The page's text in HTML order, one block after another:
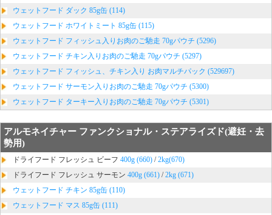
ウェットフード ダック 85g缶 (114)
ウェットフード ホワイトミート 85g缶 (115)
ウェットフード フィッシュ入りお肉のご馳走 70gパウチ (5296)
ウェットフード チキン入りお肉のご馳走 70gパウチ (5297)
ウェットフード フィッシュ、チキン入り お肉マルチパック (529697)
ウェットフード サーモン入りお肉のご馳走 70gパウチ (5300)
ウェットフード ターキー入りお肉のご馳走 70gパウチ (5301)
アルモネイチャー ファンクショナル・ステアライズド(避妊・去
勢用)
ドライフード フレッシュ ビーフ 400g (660) /2kg(670)
ドライフード フレッシュ サーモン 400g (661) /2kg (671)
ウェットフード チキン 85g缶 (110)
ウェットフード マス 85g缶 (111)